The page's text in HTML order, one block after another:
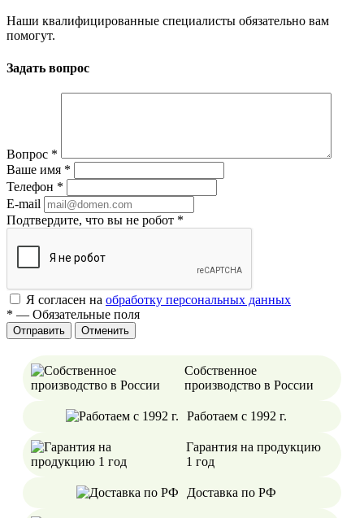
Наши квалифицированные специалисты обязательно вам
помогут.
Задать вопрос
Вопрос *
Ваше имя *
Телефон *
E-mail
Подтвердите, что вы не робот *
Я согласен на обработку персональных данных
* — Обязательные поля
Отменить
Собственное
производство в России
Работаем с 1992 г.
Гарантия на продукцию
1 год
Доставка по РФ